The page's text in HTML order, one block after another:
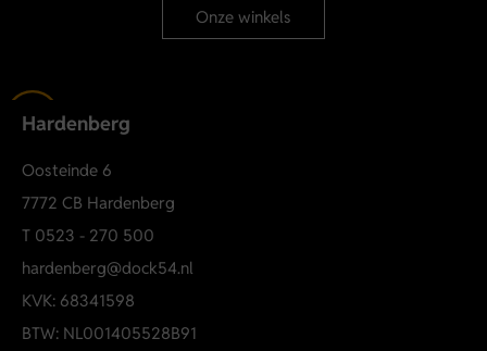
Onze winkels
Hardenberg
Oosteinde 6
7772 CB Hardenberg
T 0523 - 270 500
hardenberg@dock54.nl
KVK: 68341598
BTW: NL001405528B91